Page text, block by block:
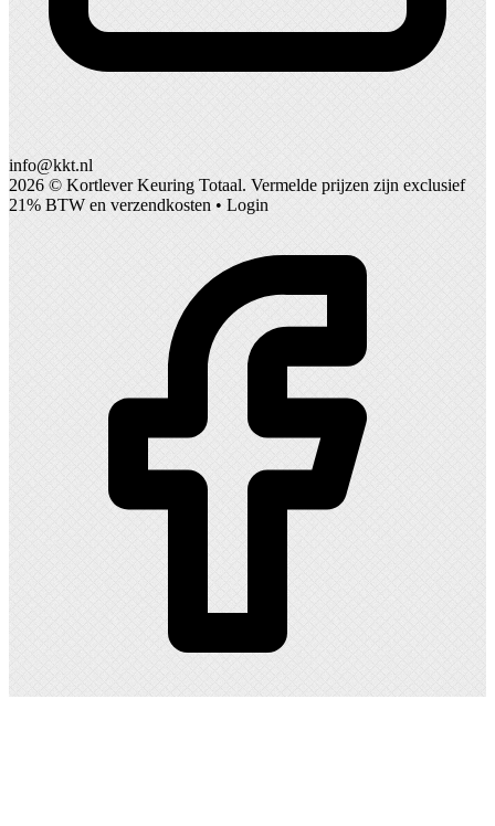
info@kkt.nl
2026 © Kortlever Keuring Totaal. Vermelde prijzen zijn exclusief
21% BTW en verzendkosten • Login